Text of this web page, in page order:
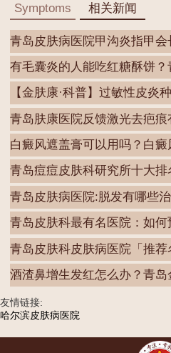
Symptoms 相关新闻
青岛皮肤病医院甲沟炎指甲
肉
有毛囊炎的人能吃红糖酥饼
解
【金肤康·科普】过敏性皮炎
青岛肤康医院反馈激光去疤痕
白癜风遮盖膏可以用吗？白
病
青岛痘痘皮肤科研究所十大
些
青岛皮肤病医院:脱发有哪些
青岛皮肤科最有名医院：如何
青岛皮肤科皮肤病医院「推
情
酒渣鼻增生发红怎么办？青
答
友情链接:
哈尔滨皮肤病医院